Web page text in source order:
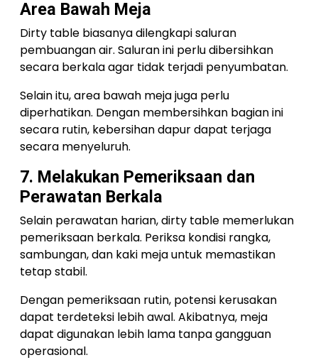
Area Bawah Meja
Dirty table biasanya dilengkapi saluran
pembuangan air. Saluran ini perlu dibersihkan
secara berkala agar tidak terjadi penyumbatan.
Selain itu, area bawah meja juga perlu
diperhatikan. Dengan membersihkan bagian ini
secara rutin, kebersihan dapur dapat terjaga
secara menyeluruh.
7. Melakukan Pemeriksaan dan
Perawatan Berkala
Selain perawatan harian, dirty table memerlukan
pemeriksaan berkala. Periksa kondisi rangka,
sambungan, dan kaki meja untuk memastikan
tetap stabil.
Dengan pemeriksaan rutin, potensi kerusakan
dapat terdeteksi lebih awal. Akibatnya, meja
dapat digunakan lebih lama tanpa gangguan
operasional.